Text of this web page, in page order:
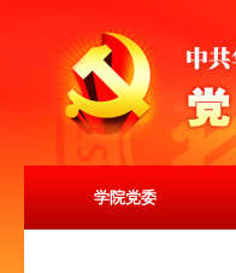
学院党委